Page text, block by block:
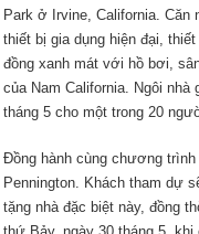
Park ở Irvine, California.
thiết bị gia dụng hiện đại,
đồng xanh mát với hồ bơi,
của Nam California. Ngôi
tháng 5 cho một trong 20
Đồng hành cùng chương
Pennington. Khách tham dự
tặng nhà đặc biệt này, đồng